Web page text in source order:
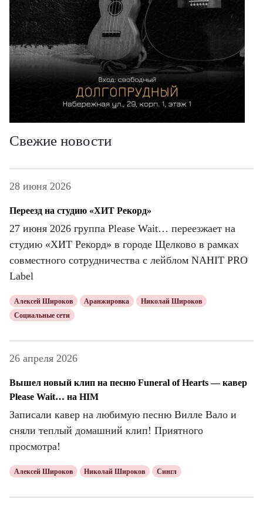
Свежие новости
28 июня 2026
Переезд на студию «ХИТ Рекорд»
27 июня 2026 группа Please Wait… переезжает на
студию «ХИТ Рекорд» в городе Щелково в рамках
совместного сотрудничества с лейблом NAHIT PRO
Label
Алексей Широков Аранжировка
Николай Широков
Социальные сети
26 апреля 2026
Вышел новый клип на песню Funeral of Hearts — кавер
Please Wait… на HIM
Записали кавер на любимую песню Вилле Вало и
сняли теплый домашний клип! Приятного
просмотра!
Алексей Широков Николай Широков Сингл